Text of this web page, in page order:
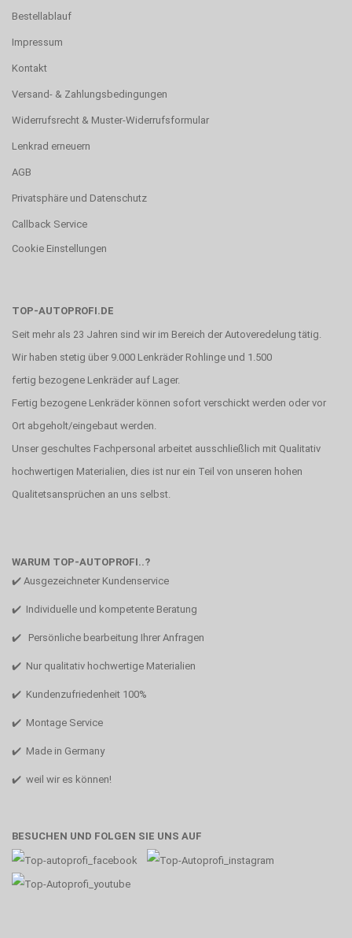
Bestellablauf
Impressum
Kontakt
Versand- & Zahlungsbedingungen
Widerrufsrecht & Muster-Widerrufsformular
Lenkrad erneuern
AGB
Privatsphäre und Datenschutz
Callback Service
Cookie Einstellungen
TOP-AUTOPROFI.DE
Seit mehr als 23 Jahren sind wir im Bereich der Autoveredelung tätig.
Wir haben stetig über 9.000 Lenkräder Rohlinge und 1.500
fertig bezogene Lenkräder auf Lager.
Fertig bezogene Lenkräder können sofort verschickt werden oder vor
Ort abgeholt/eingebaut werden.
Unser geschultes Fachpersonal arbeitet ausschließlich mit Qualitativ
hochwertigen Materialien, dies ist nur ein Teil von unseren hohen
Qualitetsansprüchen an uns selbst.
WARUM TOP-AUTOPROFI..?
✔️ Ausgezeichneter Kundenservice
✔️ Individuelle und kompetente Beratung
✔️ Persönliche bearbeitung Ihrer Anfragen
✔️ Nur qualitativ hochwertige Materialien
✔️ Kundenzufriedenheit 100%
✔️ Montage Service
✔️ Made in Germany
✔️ weil wir es können!
BESUCHEN UND FOLGEN SIE UNS AUF